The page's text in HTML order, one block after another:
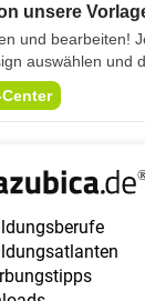
unsere
und bearbeiten!
auswählen und